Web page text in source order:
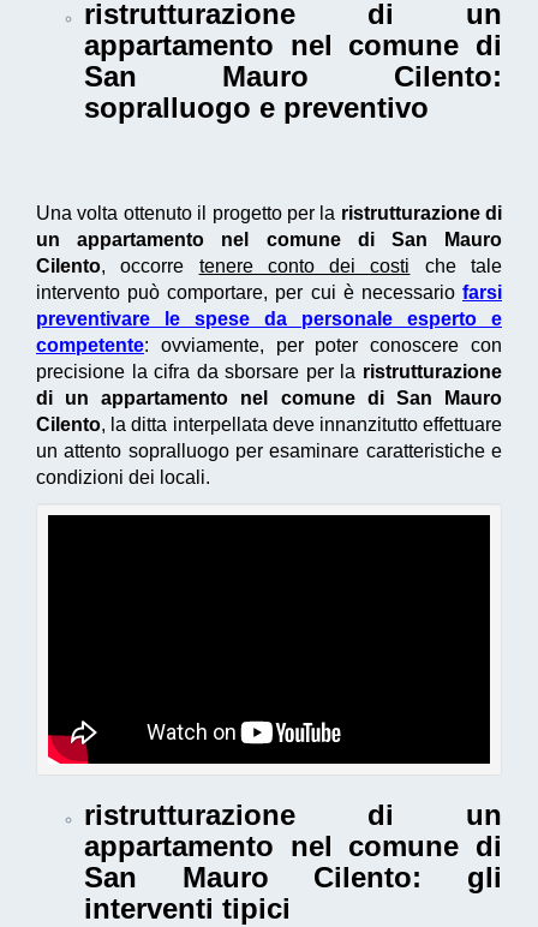
ristrutturazione di un
appartamento nel comune di
San Mauro Cilento:
sopralluogo e preventivo
Una volta ottenuto il progetto per la ristrutturazione di
un appartamento nel comune di San Mauro
Cilento, occorre tenere conto dei costi che tale
intervento può comportare, per cui è necessario farsi
preventivare le spese da personale esperto e
competente: ovviamente, per poter conoscere con
precisione la cifra da sborsare per la ristrutturazione
di un appartamento nel comune di San Mauro
Cilento, la ditta interpellata deve innanzitutto effettuare
un attento sopralluogo per esaminare caratteristiche e
condizioni dei locali.
ristrutturazione di un
appartamento nel comune di
San Mauro Cilento: gli
interventi tipici